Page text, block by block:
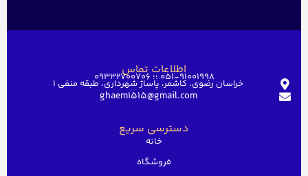
اطلاعات تماس051-91001998 ؛؛ 09332700706
خراسان رضوی، کاشمر، پاساژ شهرداری، طبقه منفی ۱
ghaem1515@gmail.com
دسترسی سریع
خانه
فروشگاه